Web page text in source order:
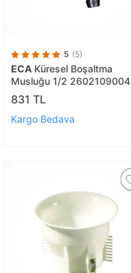
5 (5)
ECA Küresel Boşaltma
Musluğu 1/2 2602109004
831 TL
Kargo Bedava